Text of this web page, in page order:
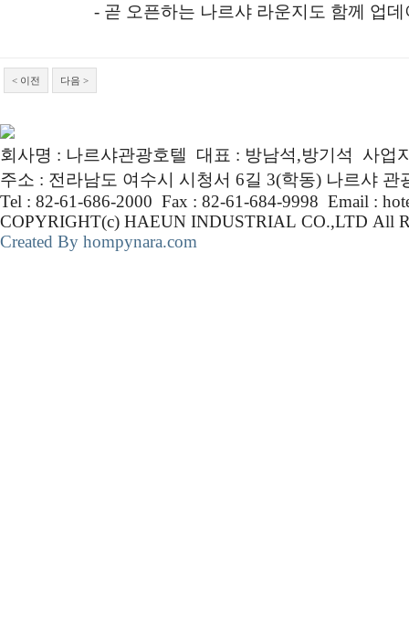
- 곧 오픈하는 나르샤 라운지도 함께 업
< 이전 다음 >
회사명 : 나르샤관광호텔 대표 : 방남석,방기석 사업
주소 : 전라남도 여수시 시청서 6길 3(학동) 나르샤 관
Tel : 82-61-686-2000 Fax : 82-61-684-9998 Email :
COPYRIGHT(c) HAEUN INDUSTRIAL CO.,LTD All
Created By hompynara.com